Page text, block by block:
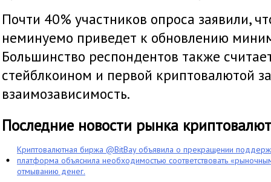
Почти 40% участников опроса заявили,
неминуемо приведет к обновлению
Большинство респондентов также
стейблкоином и первой криптовалютой
взаимозависимость.
Последние новости рынка криптовалют
Криптовалютная биржа @BitBay объявила о прекращении
платформа объяснила необходимостью соответствовать
отмыванию денег.